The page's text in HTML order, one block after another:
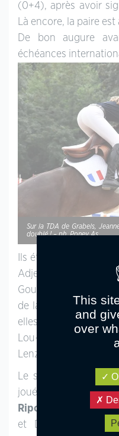
(0+4), après avoir
Là encore, la paire
De bon augure
échéances
Sur la TDA de Grabels,
doublé ! – ph. Poney As
Ils étaient 11 à
Adjemian (Un
Goursat (Calmar
de la qualification
elles finissent
Lou-Mai Flipo
Lenzotti (Caramel de
Le scénario du Petit
joué au barrage,
Riposte Roctaillade
et Delise
This
and
over